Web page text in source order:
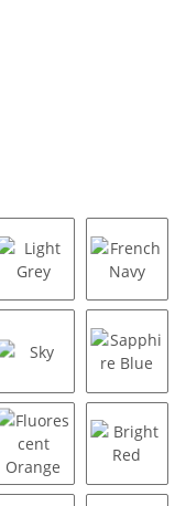
Light Grey French
Sky
Fluorescent Orange
Bright